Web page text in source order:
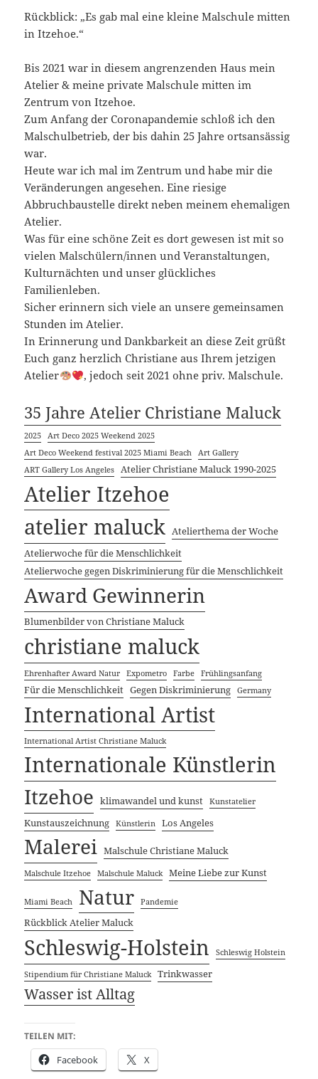
Rückblick: „Es gab mal eine kleine Malschule mitten
in Itzehoe.“
Bis 2021 war in diesem angrenzenden Haus mein
Atelier & meine private Malschule mitten im
Zentrum von Itzehoe.
Zum Anfang der Coronapandemie schloß ich den
Malschulbetrieb, der bis dahin 25 Jahre ortsansässig
war.
Heute war ich mal im Zentrum und habe mir die
Veränderungen angesehen. Eine riesige
Abbruchbaustelle direkt neben meinem ehemaligen
Atelier.
Was für eine schöne Zeit es dort gewesen ist mit so
vielen Malschülern/innen und Veranstaltungen,
Kulturnächten und unser glückliches
Familienleben.
Sicher erinnern sich viele an unsere gemeinsamen
Stunden im Atelier.
In Erinnerung und Dankbarkeit an diese Zeit grüßt
Euch ganz herzlich Christiane aus Ihrem jetzigen
Atelier
, jedoch seit 2021 ohne priv. Malschule.
35 Jahre Atelier Christiane Maluck
2025
Art Deco 2025 Weekend 2025
Art Deco Weekend festival 2025 Miami Beach
Art Gallery
ART Gallery Los Angeles
Atelier Christiane Maluck 1990-2025
Atelier Itzehoe
atelier maluck Atelierthema der Woche
Atelierwoche für die Menschlichkeit
Atelierwoche gegen Diskriminierung für die Menschlichkeit
Award Gewinnerin
Blumenbilder von Christiane Maluck
christiane maluck
Ehrenhafter Award Natur Expometro Farbe Frühlingsanfang
Für die Menschlichkeit Gegen Diskriminierung Germany
International Artist
International Artist Christiane Maluck
Internationale Künstlerin
Itzehoe klimawandel und kunst Kunstatelier
Kunstauszeichnung Künstlerin Los Angeles
Malerei Malschule Christiane Maluck
Malschule Itzehoe Malschule Maluck Meine Liebe zur Kunst
Miami Beach Natur Pandemie
Rückblick Atelier Maluck
Schleswig-Holstein Schleswig Holstein
Stipendium für Christiane Maluck Trinkwasser
Wasser ist Alltag
TEILEN MIT:
Facebook X